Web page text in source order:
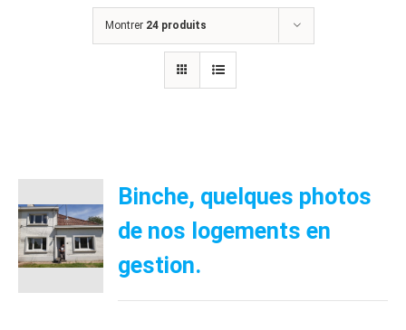
Montrer 24 produits
Binche, quelques photos
de nos logements en
gestion.